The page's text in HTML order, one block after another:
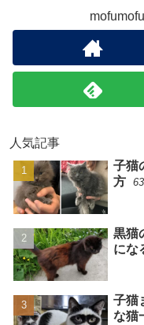
人気記事
子猫
方
黒猫
にな
子猫
な猫